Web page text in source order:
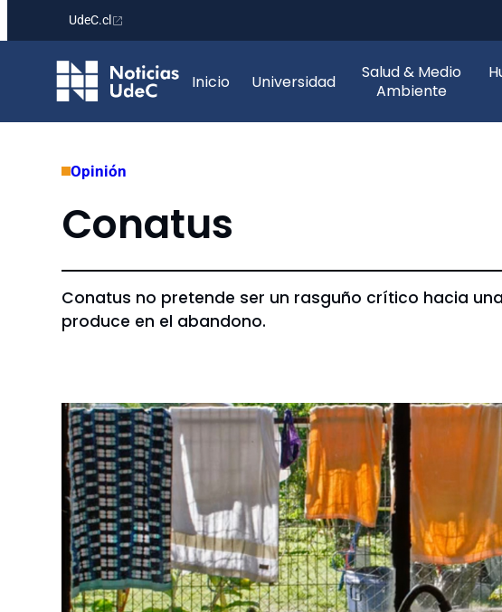
contenido
UdeC.cl
Inicio Universidad
Salud & Medio
Ambiente
Opinión
Conatus
Conatus no pretende ser un rasguño crítico hacia
produce en el abandono.